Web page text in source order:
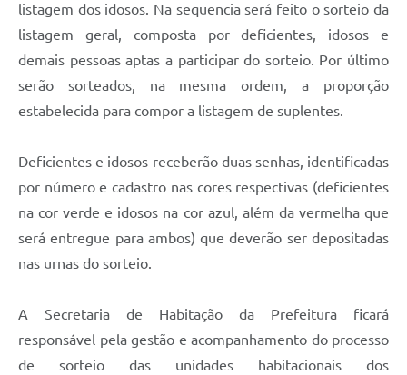
listagem dos idosos. Na sequencia será feito o sorteio da
listagem geral, composta por deficientes, idosos e
demais pessoas aptas a participar do sorteio. Por último
serão sorteados, na mesma ordem, a proporção
estabelecida para compor a listagem de suplentes.
Deficientes e idosos receberão duas senhas, identificadas
por número e cadastro nas cores respectivas (deficientes
na cor verde e idosos na cor azul, além da vermelha que
será entregue para ambos) que deverão ser depositadas
nas urnas do sorteio.
A Secretaria de Habitação da Prefeitura ficará
responsável pela gestão e acompanhamento do processo
de sorteio das unidades habitacionais dos